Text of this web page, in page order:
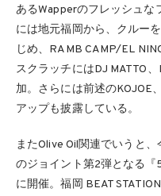
あるWapperのフレッシュな
には地元福岡から、クルー
じめ、RAMB CAMP/EL
スクラッチにはDJ MATTO
加。さらには前述のKOJOE
アップも披露している。
またOlive Oil関連でいうと
のジョイント第2弾となる『
に開催。福岡 BEAT